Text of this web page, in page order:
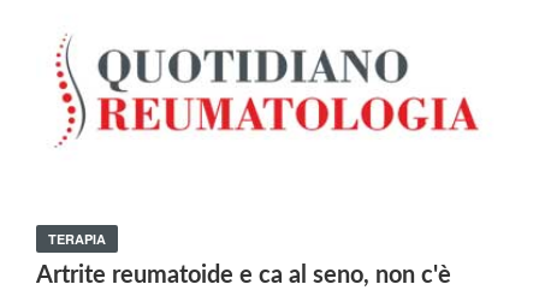
TERAPIA
Artrite reumatoide e ca al seno, non c'è